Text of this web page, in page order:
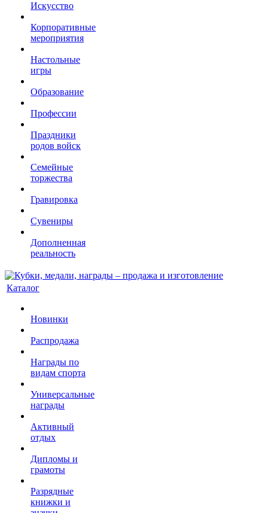
Искусство
Корпоративные
мероприятия
Настольные
игры
Образование
Профессии
Праздники
родов войск
Семейные
торжества
Гравировка
Сувениры
Дополненная
реальность
Каталог
Новинки
Распродажа
Награды по
видам спорта
Универсальные
награды
Активный
отдых
Дипломы и
грамоты
Разрядные
книжки и